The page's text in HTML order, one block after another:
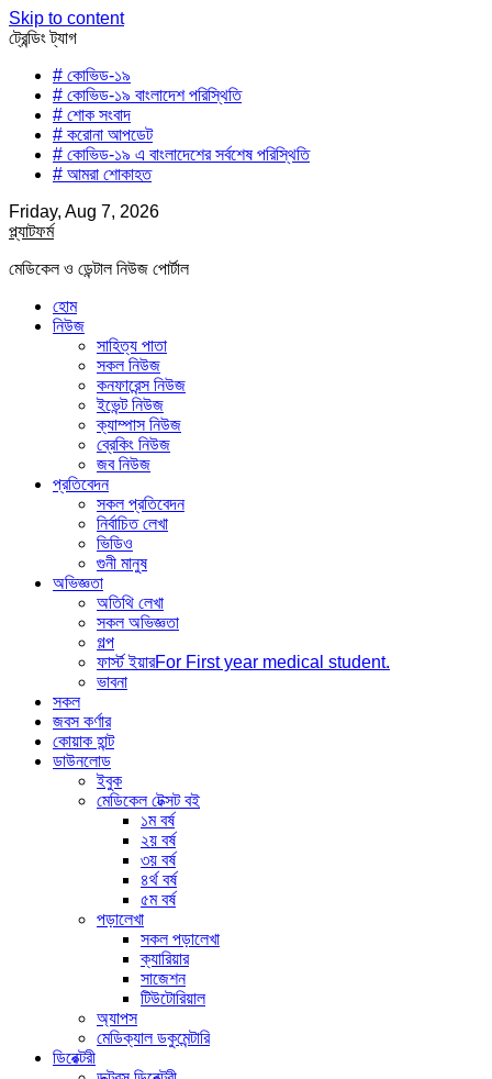
Skip to content
ট্রেন্ডিং ট্যাগ
# কোভিড-১৯
# কোভিড-১৯ বাংলাদেশ পরিস্থিতি
# শোক সংবাদ
# করোনা আপডেট
# কোভিড-১৯ এ বাংলাদেশের সর্বশেষ পরিস্থিতি
# আমরা শোকাহত
Friday, Aug 7, 2026
প্ল্যাটফর্ম
মেডিকেল ও ডেন্টাল নিউজ পোর্টাল
হোম
নিউজ
সাহিত্য পাতা
সকল নিউজ
কনফারেন্স নিউজ
ইভেন্ট নিউজ
ক্যাম্পাস নিউজ
ব্রেকিং নিউজ
জব নিউজ
প্রতিবেদন
সকল প্রতিবেদন
নির্বাচিত লেখা
ভিডিও
গুনী মানুষ
অভিজ্ঞতা
অতিথি লেখা
সকল অভিজ্ঞতা
গল্প
ফার্স্ট ইয়ারFor First year medical student.
ভাবনা
সকল
জবস কর্ণার
কোয়াক হান্ট
ডাউনলোড
ইবুক
মেডিকেল টেক্সট বই
১ম বর্ষ
২য় বর্ষ
৩য় বর্ষ
৪র্থ বর্ষ
৫ম বর্ষ
পড়ালেখা
সকল পড়ালেখা
ক্যারিয়ার
সাজেশন
টিউটোরিয়াল
অ্যাপস
মেডিক্যাল ডকুমেন্টারি
ডিরেক্টরী